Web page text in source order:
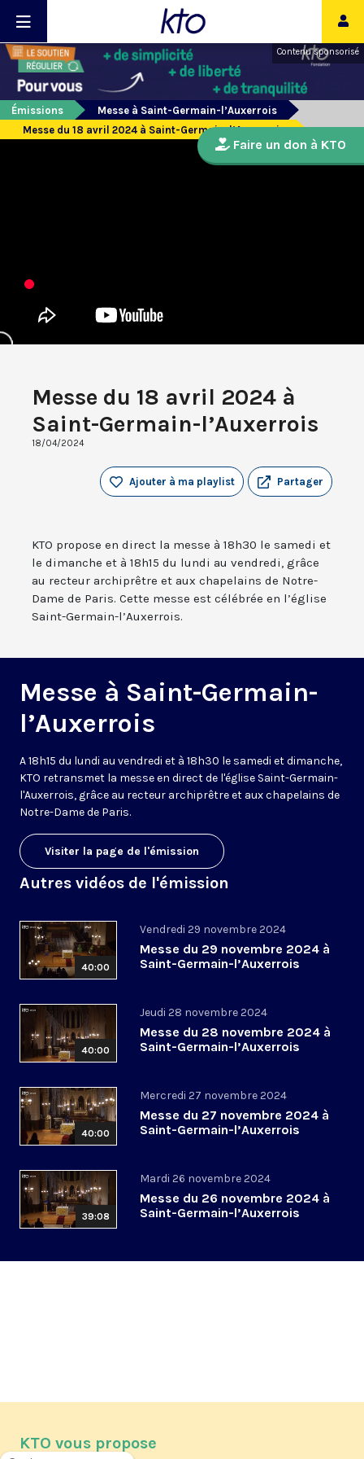
Contenu sponsorisé
Émissions
Messe à Saint-Germain-l’Auxerrois
Messe du 18 avril 2024 à Saint-Germain-l’Auxerrois
Messe du 18 avril 2024 à
Saint-Germain-l’Auxerrois
18/04/2024
Partager
Ajouter à ma playlist
KTO propose en direct la messe à 18h30 le samedi et
le dimanche et à 18h15 du lundi au vendredi, grâce
au recteur archiprêtre et aux chapelains de Notre-
Dame de Paris. Cette messe est célébrée en l’église
Saint-Germain-l’Auxerrois.
Messe à Saint-Germain-
l’Auxerrois
A 18h15 du lundi au vendredi et à 18h30 le samedi et dimanche,
KTO retransmet la messe en direct de l'église Saint-Germain-
l'Auxerrois, grâce au recteur archiprêtre et aux chapelains de
Notre-Dame de Paris.
Visiter la page de l'émission
Autres vidéos de l'émission
40:00
Vendredi 29 novembre 2024
Messe du 29 novembre 2024 à
Saint-Germain-l’Auxerrois
40:00
Jeudi 28 novembre 2024
Messe du 28 novembre 2024 à
Saint-Germain-l’Auxerrois
40:00
Mercredi 27 novembre 2024
Messe du 27 novembre 2024 à
Saint-Germain-l’Auxerrois
39:08
Mardi 26 novembre 2024
Messe du 26 novembre 2024 à
Saint-Germain-l’Auxerrois
Faire un don à KTO
KTO vous propose